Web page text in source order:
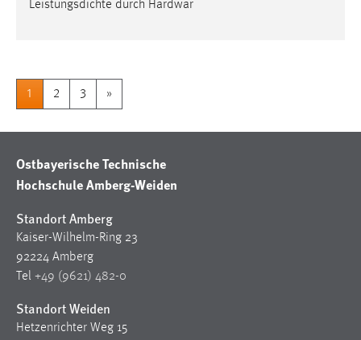
Leistungsdichte durch Hardwar
1 2 3 »
Ostbayerische Technische
Hochschule Amberg-Weiden
Standort Amberg
Kaiser-Wilhelm-Ring 23
92224 Amberg
Tel +49 (9621) 482-0
Standort Weiden
Hetzenrichter Weg 15